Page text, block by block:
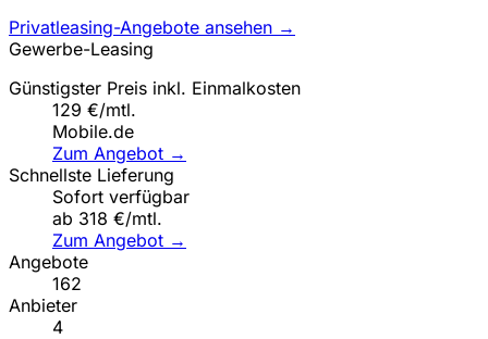
Privatleasing-Angebote ansehen →
Gewerbe-Leasing
Günstigster Preis inkl. Einmalkosten
129 €/mtl.
Mobile.de
Zum Angebot →
Schnellste Lieferung
Sofort verfügbar
ab 318 €/mtl.
Zum Angebot →
Angebote
162
Anbieter
4